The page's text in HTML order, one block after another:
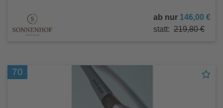
ab nur 146,00 €
statt: 219,80 €
70